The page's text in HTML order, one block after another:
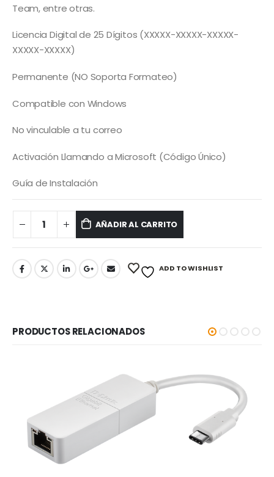
Team, entre otras.
Licencia Digital de 25 Dígitos (XXXXX-XXXXX-XXXXX-
XXXXX-XXXXX)
Permanente (NO Soporta Formateo)
Compatible con Windows
No vinculable a tu correo
Activación Llamando a Microsoft (Código Único)
Guía de Instalación
AÑADIR AL CARRITO
ADD TO WISHLIST
PRODUCTOS RELACIONADOS